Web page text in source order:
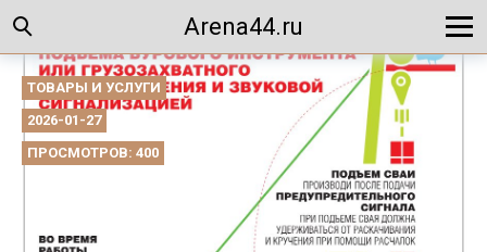
Arena44.ru
ТОВАРЫ И УСЛУГИ
2026-01-27
ПРОСМОТРОВ: 400